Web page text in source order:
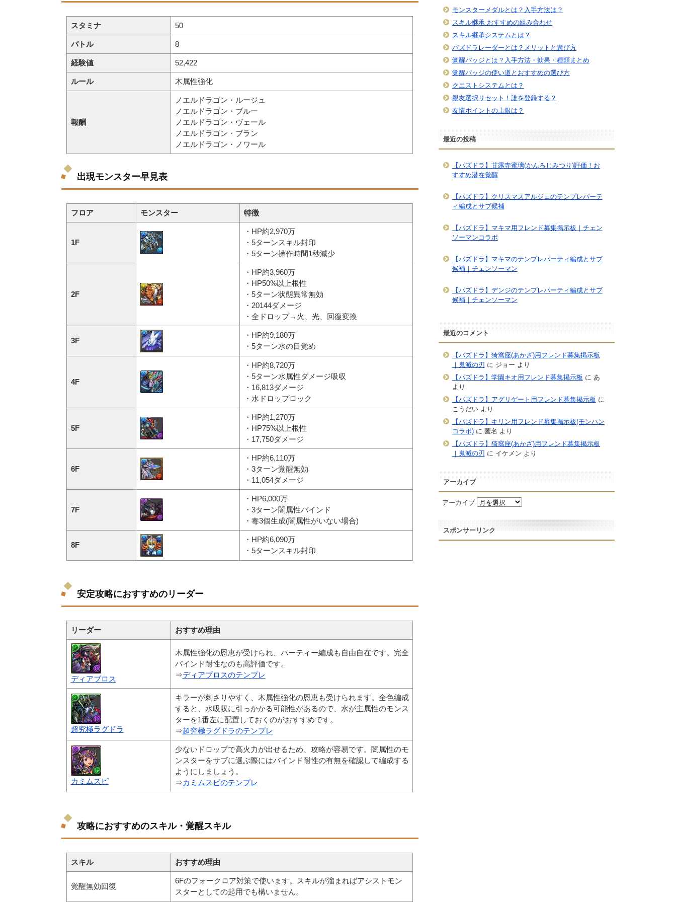
スタミナ 50
バトル 8
経験値 52,422
ルール 木属性強化
報酬
ノエルドラゴン・ルージュ
ノエルドラゴン・ブルー
ノエルドラゴン・ヴェール
ノエルドラゴン・ブラン
ノエルドラゴン・ノワール
出現モンスター早見表
フロア モンスター 特徴
1F
・HP約2,970万
・5ターンスキル封印
・5ターン操作時間1秒減少
2F
・HP約3,960万
・HP50%以上根性
・5ターン状態異常無効
・20144ダメージ
・全ドロップ→火、光、回復変換
3F
・HP約9,180万
・5ターン水の目覚め
4F
・HP約8,720万
・5ターン水属性ダメージ吸収
・16,813ダメージ
・水ドロップロック
5F
・HP約1,270万
・HP75%以上根性
・17,750ダメージ
6F
・HP約6,110万
・3ターン覚醒無効
・11,054ダメージ
7F
・HP6,000万
・3ターン闇属性バインド
・毒3個生成(闇属性がいない場合)
8F
・HP約6,090万
・5ターンスキル封印
安定攻略におすすめのリーダー
リーダー おすすめ理由
ディアブロス
木属性強化の恩恵が受けられ、パーティー編成も自由自在です。完全
バインド耐性なのも高評価です。
⇒ディアブロスのテンプレ
超究極ラグドラ
キラーが刺さりやすく、木属性強化の恩恵も受けられます。全色編成
すると、水吸収に引っかかる可能性があるので、水が主属性のモンス
ターを1番左に配置しておくのがおすすめです。
⇒超究極ラグドラのテンプレ
カミムスビ
少ないドロップで高火力が出せるため、攻略が容易です。闇属性のモ
ンスターをサブに選ぶ際にはバインド耐性の有無を確認して編成する
ようにしましょう。
⇒カミムスビのテンプレ
攻略におすすめのスキル・覚醒スキル
スキル おすすめ理由
覚醒無効回復
6Fのフォークロア対策で使います。スキルが溜まればアシストモン
スターとしての起用でも構いません。
モンスターメダルとは？入手方法は？
スキル継承 おすすめの組み合わせ
スキル継承システムとは？
パズドラレーダーとは？メリットと遊び方
覚醒バッジとは？入手方法・効果・種類まとめ
覚醒バッジの使い道とおすすめの選び方
クエストシステムとは？
親友選択リセット！誰を登録する？
友情ポイントの上限は？
最近の投稿
【パズドラ】甘露寺蜜璃(かんろじみつり)評価！お
すすめ潜在覚醒
【パズドラ】クリスマスアルジェのテンプレパーテ
ィ編成とサブ候補
【パズドラ】マキマ用フレンド募集掲示板｜チェン
ソーマンコラボ
【パズドラ】マキマのテンプレパーティ編成とサブ
候補｜チェンソーマン
【パズドラ】デンジのテンプレパーティ編成とサブ
候補｜チェンソーマン
最近のコメント
【パズドラ】猗窩座(あかざ)用フレンド募集掲示板
｜鬼滅の刃 に ジョー より
【パズドラ】学園キオ用フレンド募集掲示板 に あ
より
【パズドラ】アグリゲート用フレンド募集掲示板 に
こうだいより
【パズドラ】キリン用フレンド募集掲示板(モンハン
コラボ)に 匿名 より
【パズドラ】猗窩座(あかざ)用フレンド募集掲示板
｜鬼滅の刃 に イケメン より
アーカイブ
アーカイブ
スポンサーリンク